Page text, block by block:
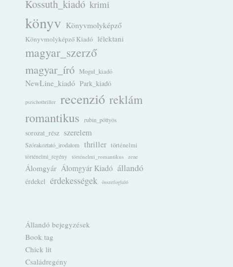
Kossuth_kiadó krimi
könyv Könyvmolyképző
Könyvmolyképző Kiadó lélektani
magyar_szerző
magyar_író Mogul_kiadó
NewLine_kiadó Park_kiadó
pszichothriller recenzió reklám
romantikus rubin_pöttyös
sorozat_rész szerelem
Szórakoztató_irodalom thriller történelmi
történelmi_regény történelmi_romantikus zene
Álomgyár Álomgyár Kiadó állandó
érdekel érdekességek összefoglaló
Állandó bejegyzések
Book tag
Chick lit
Családregény